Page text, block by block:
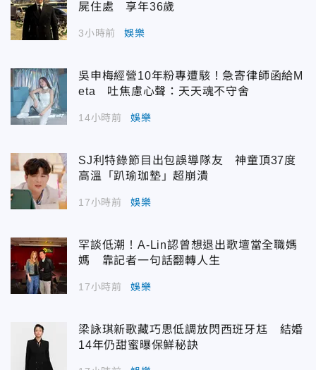
屍住處 享年36歲
3小時前 娛樂
吳申梅經營10年粉專遭駭！急寄律師函給M
eta 吐焦慮心聲：天天魂不守舍
14小時前 娛樂
SJ利特錄節目出包誤導隊友 神童頂37度
高溫「趴瑜珈墊」超崩潰
17小時前 娛樂
罕談低潮！A-Lin認曾想退出歌壇當全職媽
媽 靠記者一句話翻轉人生
17小時前 娛樂
梁詠琪新歌藏巧思低調放閃西班牙尪 結婚
14年仍甜蜜曝保鮮秘訣